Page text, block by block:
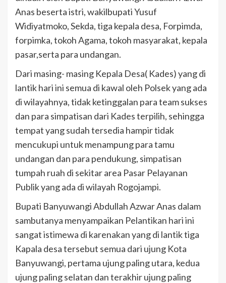
Anas beserta istri, wakilbupati Yusuf
Widiyatmoko, Sekda, tiga kepala desa, Forpimda,
forpimka, tokoh Agama, tokoh masyarakat, kepala
pasar,serta para undangan.
Dari masing- masing Kepala Desa( Kades) yang di
lantik hari ini semua di kawal oleh Polsek yang ada
di wilayahnya, tidak ketinggalan para team sukses
dan para simpatisan dari Kades terpilih, sehingga
tempat yang sudah tersedia hampir tidak
mencukupi untuk menampung para tamu
undangan dan para pendukung, simpatisan
tumpah ruah di sekitar area Pasar Pelayanan
Publik yang ada di wilayah Rogojampi.
Bupati Banyuwangi Abdullah Azwar Anas dalam
sambutanya menyampaikan Pelantikan hari ini
sangat istimewa di karenakan yang di lantik tiga
Kapala desa tersebut semua dari ujung Kota
Banyuwangi, pertama ujung paling utara, kedua
ujung paling selatan dan terakhir ujung paling